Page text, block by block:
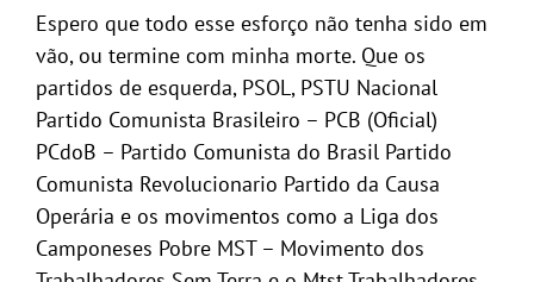
Espero que todo esse esforço não tenha sido em
vão, ou termine com minha morte. Que os
partidos de esquerda, PSOL, PSTU Nacional
Partido Comunista Brasileiro – PCB (Oficial)
PCdoB – Partido Comunista do Brasil Partido
Comunista Revolucionario Partido da Causa
Operária e os movimentos como a Liga dos
Camponeses Pobre MST – Movimento dos